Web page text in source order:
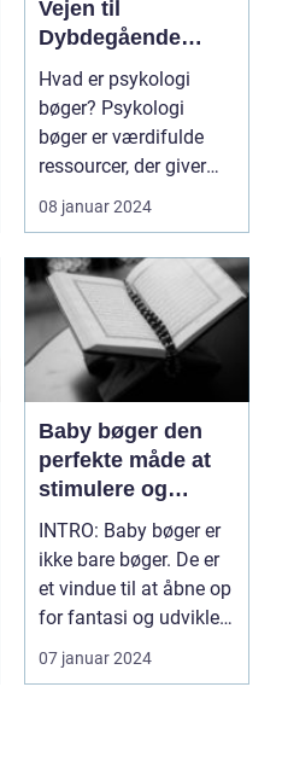
Vejen til
Dybdegående
Selverkendelse og
Forståelse af
Menneskets Sjæl
Hvad er psykologi
bøger? Psykologi
bøger er værdifulde
ressourcer, der giver
indsigt i menneskets
si...
08 januar 2024
Baby bøger den
perfekte måde at
stimulere og
underholde dit
barn
INTRO: Baby bøger er
ikke bare bøger. De er
et vindue til at åbne op
for fantasi og udvikle
dit barn...
07 januar 2024